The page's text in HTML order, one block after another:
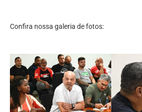
Confira nossa galeria de fotos: